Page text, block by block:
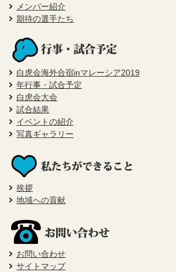
メンバー紹介
期待の選手たち
白虎会海外合宿inマレーシア2019
年行事・試合予定
白虎会大会
試合結果
イベントの紹介
写真ギャラリー
挨拶
地域への貢献
お問い合わせ
サイトマップ